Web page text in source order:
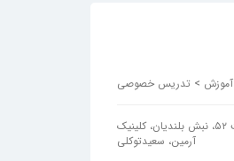
آموزش > تدریس خصوصی
قزوین، نوروزیان، حکمت ۵۲، نبش بلندیان، کلینیک
آرمین، سعیدتوکلی